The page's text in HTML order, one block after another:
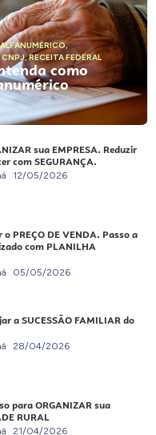
,
CNPJ,RECEITA FEDERAL
como
sua EMPRESA. Reduzir
com SEGURANÇA.
12/05/2026
PREÇO DE VENDA. Passo a
com PLANILHA
05/05/2026
a SUCESSÃO FAMILIAR do
28/04/2026
para ORGANIZAR sua
RURAL
21/04/2026